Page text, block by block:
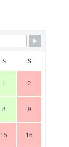
S S
1 2
8 9
15 16